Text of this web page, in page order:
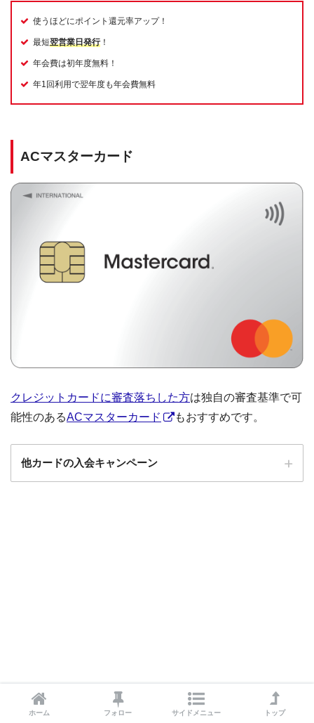
使うほどにポイント還元率アップ！
最短翌営業日発行！
年会費は初年度無料！
年1回利用で翌年度も年会費無料
ACマスターカード
クレジットカードに審査落ちした方は独自の審査基準で可
能性のあるACマスターカード もおすすめです。
他カードの入会キャンペーン
イオンカード イオンカードの入会キャンペーン
ホーム フォロー サイドメニュー トップ